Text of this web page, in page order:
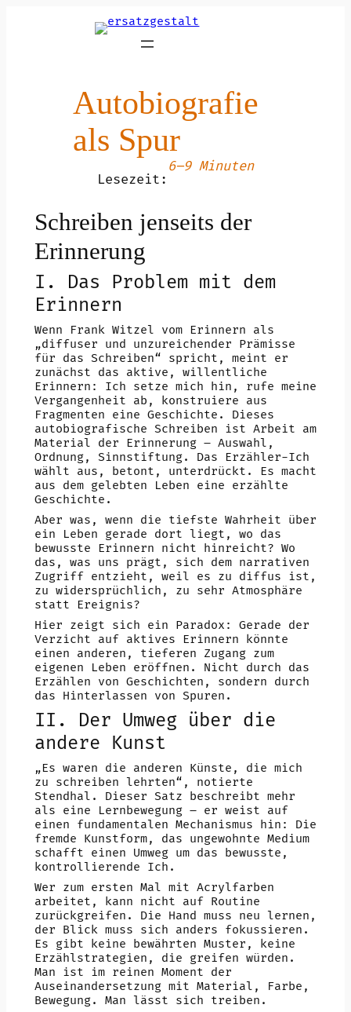
Autobiografie
als Spur
Lesezeit:
6–9 Minuten
Schreiben jenseits der
Erinnerung
I. Das Problem mit dem
Erinnern
Wenn Frank Witzel vom Erinnern als
„diffuser und unzureichender Prämisse
für das Schreiben“ spricht, meint er
zunächst das aktive, willentliche
Erinnern: Ich setze mich hin, rufe meine
Vergangenheit ab, konstruiere aus
Fragmenten eine Geschichte. Dieses
autobiografische Schreiben ist Arbeit am
Material der Erinnerung – Auswahl,
Ordnung, Sinnstiftung. Das Erzähler-Ich
wählt aus, betont, unterdrückt. Es macht
aus dem gelebten Leben eine erzählte
Geschichte.
Aber was, wenn die tiefste Wahrheit über
ein Leben gerade dort liegt, wo das
bewusste Erinnern nicht hinreicht? Wo
das, was uns prägt, sich dem narrativen
Zugriff entzieht, weil es zu diffus ist,
zu widersprüchlich, zu sehr Atmosphäre
statt Ereignis?
Hier zeigt sich ein Paradox: Gerade der
Verzicht auf aktives Erinnern könnte
einen anderen, tieferen Zugang zum
eigenen Leben eröffnen. Nicht durch das
Erzählen von Geschichten, sondern durch
das Hinterlassen von Spuren.
II. Der Umweg über die
andere Kunst
„Es waren die anderen Künste, die mich
zu schreiben lehrten“, notierte
Stendhal. Dieser Satz beschreibt mehr
als eine Lernbewegung – er weist auf
einen fundamentalen Mechanismus hin: Die
fremde Kunstform, das ungewohnte Medium
schafft einen Umweg um das bewusste,
kontrollierende Ich.
Wer zum ersten Mal mit Acrylfarben
arbeitet, kann nicht auf Routine
zurückgreifen. Die Hand muss neu lernen,
der Blick muss sich anders fokussieren.
Es gibt keine bewährten Muster, keine
Erzählstrategien, die greifen würden.
Man ist im reinen Moment der
Auseinandersetzung mit Material, Farbe,
Bewegung. Man lässt sich treiben.